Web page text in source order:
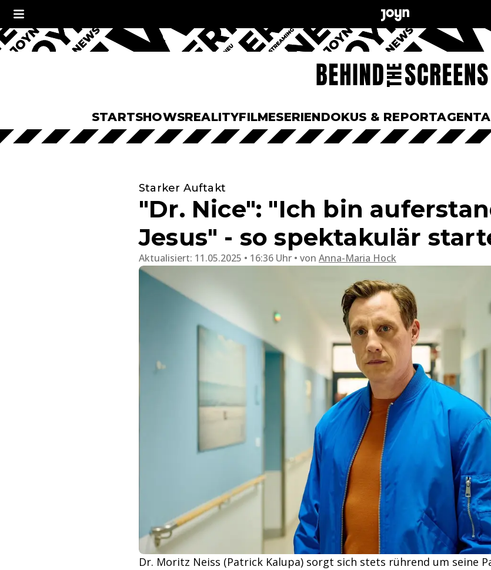
STARTSHOWSREALITYFILMESERIENDOKUS & REPORTAGEN
Starker Auftakt
"Dr. Nice": "Ich bin
Jesus" - so spektakulär
Aktualisiert: 11.05.2025 • 16:36 Uhr von Anna-Maria Hock
Dr. Moritz Neiss (Patrick Kalupa) sorgt sich stets rührend um seine